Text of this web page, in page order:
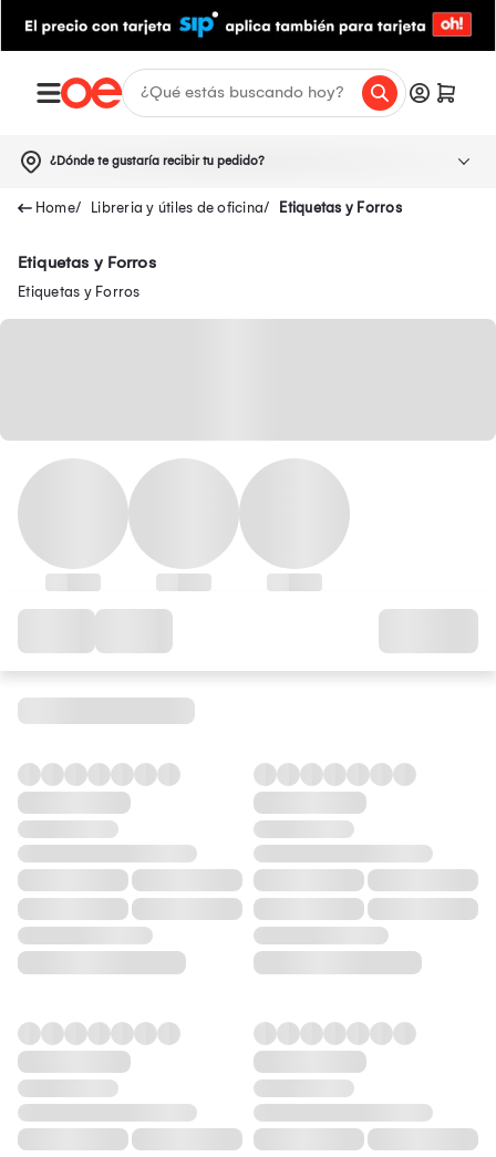
¿Dónde te gustaría recibir tu pedido?
Libreria y útiles de oficina Etiquetas y Forros
Etiquetas y Forros
Etiquetas y Forros